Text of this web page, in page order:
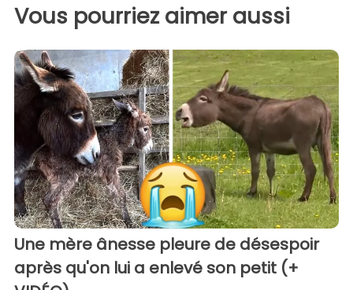
Vous pourriez aimer aussi
Une mère ânesse pleure de désespoir
après qu'on lui a enlevé son petit (+